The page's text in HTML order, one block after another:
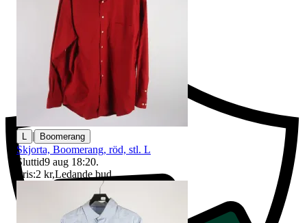
Ersättning om du inte får din vara
| Boomerang
Skjorta, Boomerang, röd, stl. L
Sluttid9 aug 18:20.
Pris:2 kr,Ledande bud.